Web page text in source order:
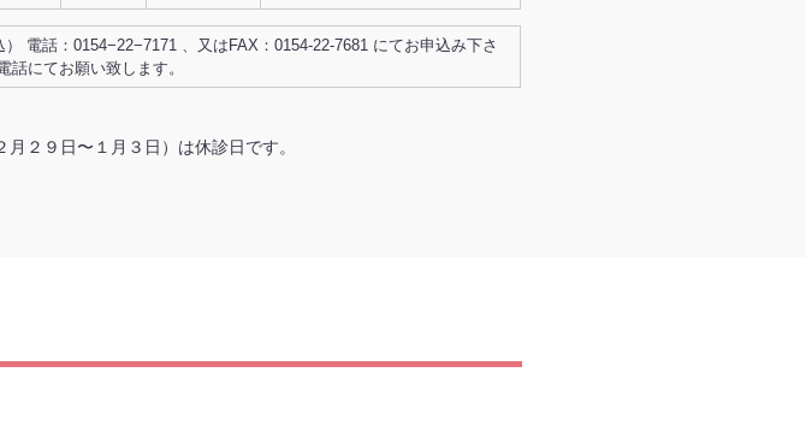
電話：0154−22−7171 、又はFAX：0154-22-7681 にてお申込み下さ
話にてお願い致します。
２９日〜１月３日）は休診日です。